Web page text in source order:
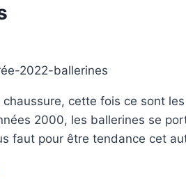
cette fois ce sont
2000, les ballerines se
faut pour être tendance cet